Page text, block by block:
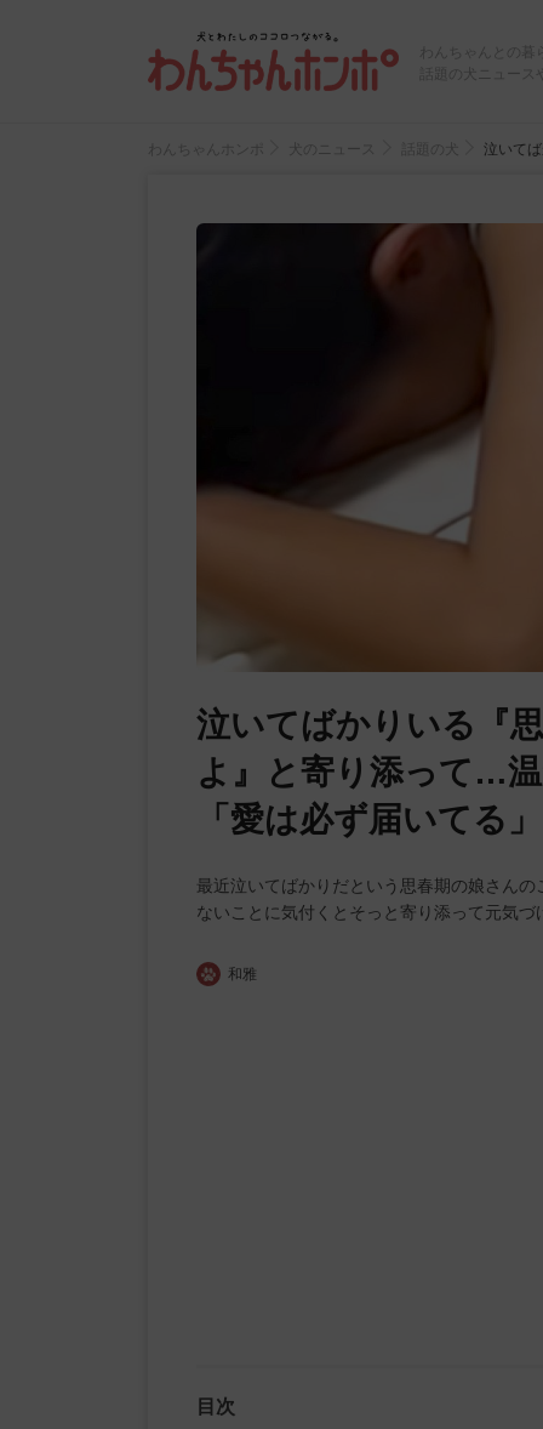
わんちゃんとの
話題の犬ニュー
わんちゃんホンポ 犬のニュース 話題の犬 泣いて
泣いてばかりいる『
よ』と寄り添って…
「愛は必ず届いてる
最近泣いてばかりだという思春期の娘さん
ないことに気付くとそっと寄り添って元気
和雅
目次